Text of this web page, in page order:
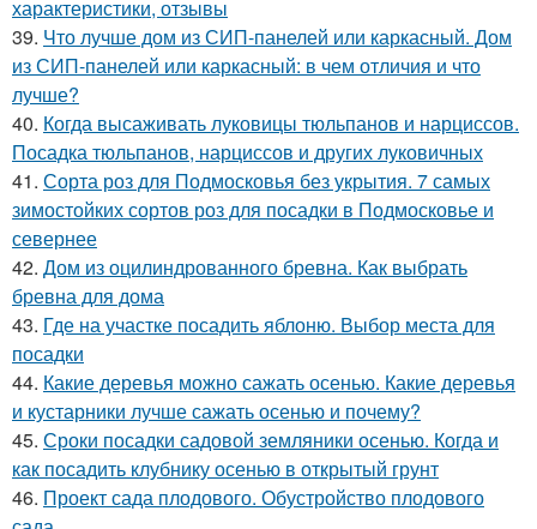
характеристики, отзывы
39. Что лучше дом из СИП-панелей или каркасный. Дом
из СИП-панелей или каркасный: в чем отличия и что
лучше?
40. Когда высаживать луковицы тюльпанов и нарциссов.
Посадка тюльпанов, нарциссов и других луковичных
41. Сорта роз для Подмосковья без укрытия. 7 самых
зимостойких сортов роз для посадки в Подмосковье и
севернее
42. Дом из оцилиндрованного бревна. Как выбрать
бревна для дома
43. Где на участке посадить яблоню. Выбор места для
посадки
44. Какие деревья можно сажать осенью. Какие деревья
и кустарники лучше сажать осенью и почему?
45. Сроки посадки садовой земляники осенью. Когда и
как посадить клубнику осенью в открытый грунт
46. Проект сада плодового. Обустройство плодового